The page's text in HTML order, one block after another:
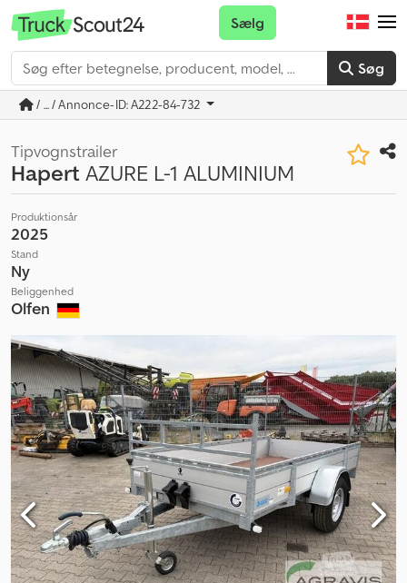
Søg
Sælg
/ ... / Annonce-ID: A222-84-732
Tipvognstrailer
HapertAZURE L-1 ALUMINIUM
Produktionsår
2025
Stand
Ny
Beliggenhed
Olfen